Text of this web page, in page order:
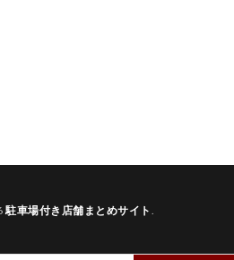
駐車場付き店舗まとめサイト